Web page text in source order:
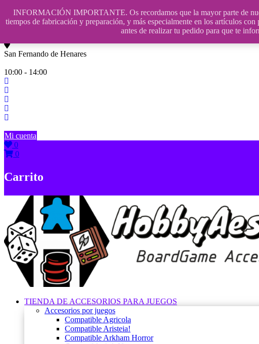
INFORMACIÓN IMPORTANTE. Os recordamos que la mayor parte de
tiempos de fabricación y preparación, y más especialmente en los artículos
antes de realizar tu pedido para que te
Saltar
contenido
609241475 SOLO DE 10:00 a 14:00
San Fernando de Henares
10:00 - 14:00
Mi cuenta
0
0
Carrito
TIENDA DE ACCESORIOS PARA JUEGOS
Accesorios por juegos
Compatible Agricola
Compatible Aristeia!
Compatible Arkham Horror